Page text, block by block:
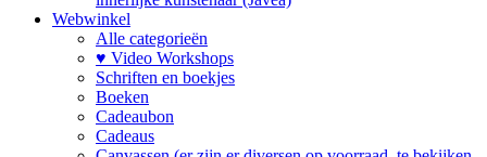
Webwinkel
Alle categorieën
♥ Video Workshops
Schriften en boekjes
Boeken
Cadeaubon
Cadeaus